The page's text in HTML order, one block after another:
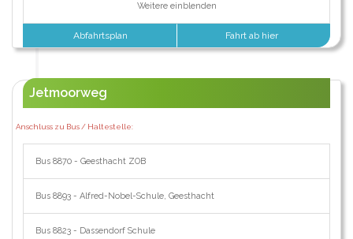
Weitere einblenden
Abfahrtsplan Fahrt ab hier
Jetmoorweg
Anschluss zu Bus / Haltestelle:
Bus 8870 - Geesthacht ZOB
Bus 8893 - Alfred-Nobel-Schule, Geesthacht
Bus 8823 - Dassendorf Schule